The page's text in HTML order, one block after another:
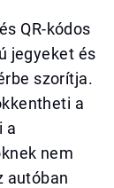
QR-kódos
jegyeket és
szorítja.
a
a
nem
autóban